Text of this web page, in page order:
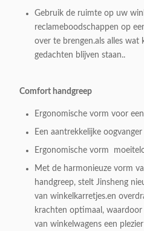
Gebruik de ruimte op uw
reclameboodschappen op
over te brengen.als alles wat
gedachten blijven staan..
Comfort handgreep
Ergonomische vorm voor
Een aantrekkelijke oogvanger
Ergonomische vorm
Met de harmonieuze vorm
handgreep, stelt Jinsheng
van winkelkarretjes.en
krachten optimaal,
van winkelwagens een